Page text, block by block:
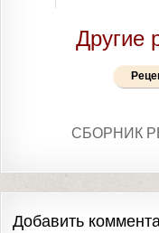
Другие
СБОРНИК
Добавить